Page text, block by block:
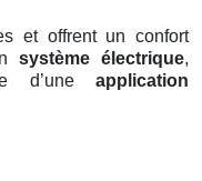
et offrent un confort
système électrique,
d’une application